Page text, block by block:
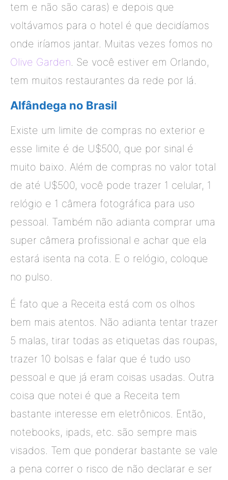
tem e não são caras) e depois que
voltávamos para o hotel é que decidíamos
onde iríamos jantar. Muitas vezes fomos no
Olive Garden . Se você estiver em Orlando,
tem muitos restaurantes da rede por lá.
Alfândega no Brasil
Existe um limite de compras no exterior e
esse limite é de U$500, que por sinal é
muito baixo. Além de compras no valor total
de até U$500, você pode trazer 1 celular, 1
relógio e 1 câmera fotográfica para uso
pessoal. Também não adianta comprar uma
super câmera profissional e achar que ela
estará isenta na cota. E o relógio, coloque
no pulso.
É fato que a Receita está com os olhos
bem mais atentos. Não adianta tentar trazer
5 malas, tirar todas as etiquetas das roupas,
trazer 10 bolsas e falar que é tudo uso
pessoal e que já eram coisas usadas. Outra
coisa que notei é que a Receita tem
bastante interesse em eletrônicos. Então,
notebooks, ipads, etc. são sempre mais
visados. Tem que ponderar bastante se vale
a pena correr o risco de não declarar e ser